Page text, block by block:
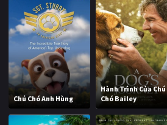
Chú Chó Anh Hùng
Hành Trình Của Chú
Chó Bailey